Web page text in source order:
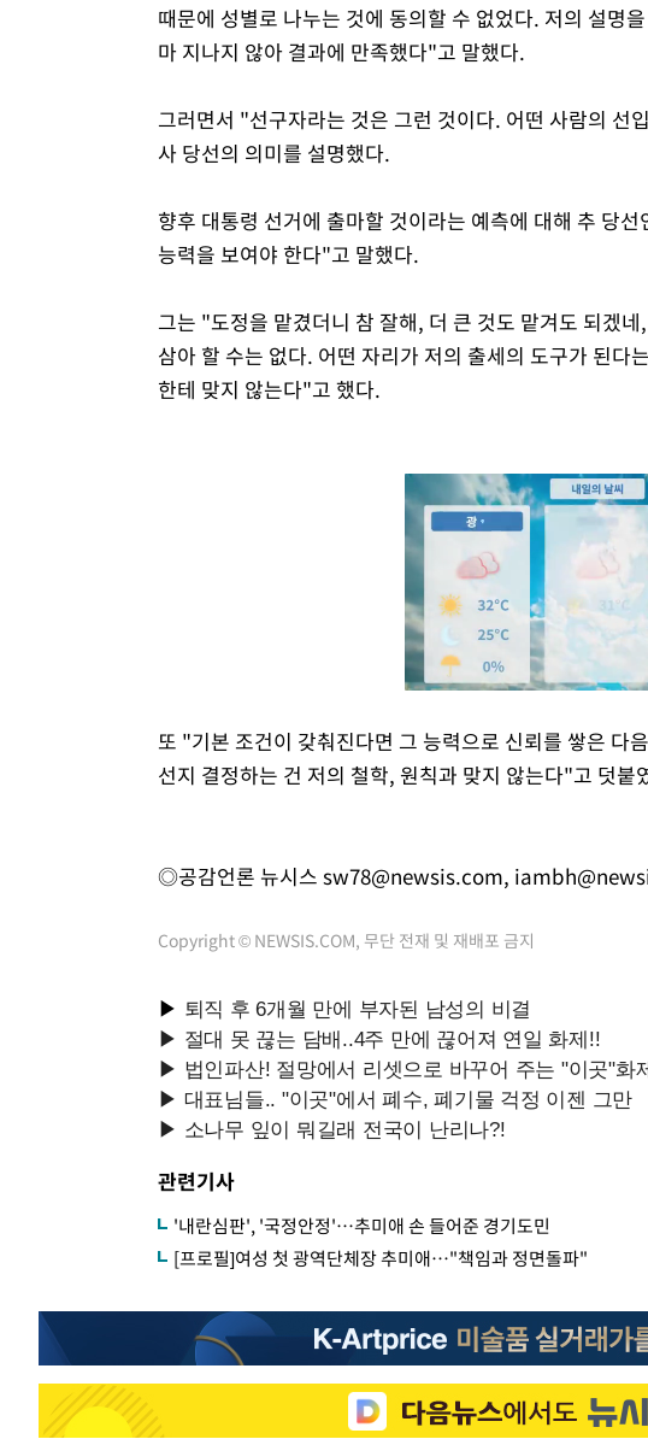
때문에 성별로 나누는 것에 동의할 수 없었다. 저의 설명
마 지나지 않아 결과에 만족했다"고 말했다.
그러면서 "선구자라는 것은 그런 것이다. 어떤 사람의 선
사 당선의 의미를 설명했다.
향후 대통령 선거에 출마할 것이라는 예측에 대해 추 당
능력을 보여야 한다"고 말했다.
그는 "도정을 맡겼더니 참 잘해, 더 큰 것도 맡겨도 되겠
삼아 할 수는 없다. 어떤 자리가 저의 출세의 도구가 된다
한테 맞지 않는다"고 했다.
또 "기본 조건이 갖춰진다면 그 능력으로 신뢰를 쌓은 다
선지 결정하는 건 저의 철학, 원칙과 맞지 않는다"고 덧붙
◎공감언론 뉴시스 sw78@newsis.com,
Copyright © NEWSIS.COM, 무단 전재 및 재배포 금지
관련기사
'내란심판', '국정안정'…추미애 손 들어준 경기도민
[프로필]여성 첫 광역단체장 추미애…"책임과 정면돌파"